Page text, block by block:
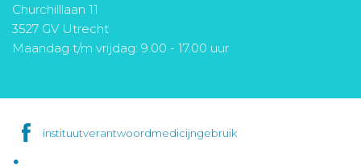
Churchilllaan 11
3527 GV Utrecht
Maandag t/m vrijdag: 9.00 - 17.00 uur
instituutverantwoordmedicijngebruik